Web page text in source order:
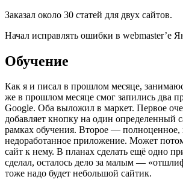
Заказал около 30 статей для двух сайтов.
Начал исправлять ошибки в webmaster’е
Обучение
Как я и писал в прошлом месяце,
же в прошлом месяце смог запились два
Google. Оба выложил в маркет. Первое
добавляет кнопку на один определенный
рамках обучения. Второе — полноценное,
недоработанное приложение. Может
сайт к нему. В планах сделать ещё одно
сделал, осталось дело за малым —
тоже надо будет небольшой сайтик.